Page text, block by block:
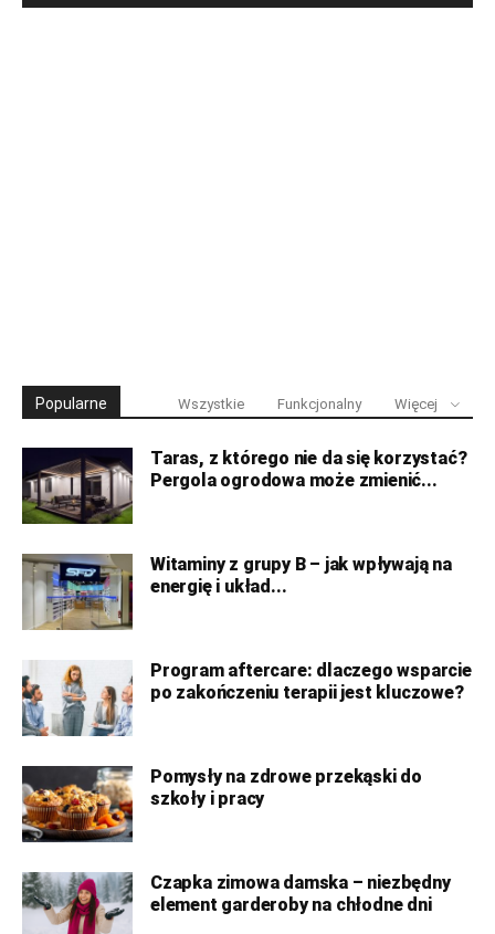
Popularne Wszystkie Funkcjonalny Więcej
Taras, z którego nie da się korzystać?
Pergola ogrodowa może zmienić...
Witaminy z grupy B – jak wpływają na
energię i układ...
Program aftercare: dlaczego wsparcie
po zakończeniu terapii jest kluczowe?
Pomysły na zdrowe przekąski do
szkoły i pracy
Czapka zimowa damska – niezbędny
element garderoby na chłodne dni